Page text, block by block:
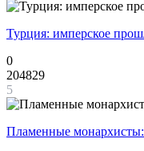
Турция: имперское
0
204829
5
Пламенные монархисты: